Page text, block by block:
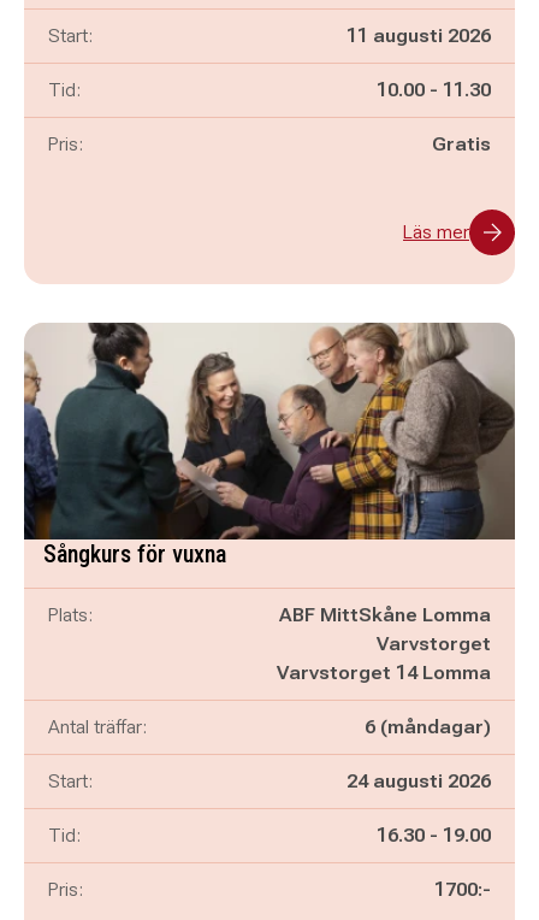
Start: 11 augusti 2026
Tid: Pågår mellan
10.00 - och
11.30
Pris: Gratis
Läs mer
Sångkurs för vuxna
Plats:
ABF MittSkåne Lomma
Varvstorget
Varvstorget 14 Lomma
Antal träffar: 6 (måndagar)
Start: 24 augusti 2026
Tid: Pågår mellan
16.30 - och
19.00
Pris: 1700:-